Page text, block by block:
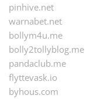
pinhive.net
warnabet.net
bollym4u.me
bolly2tollyblog.me
pandaclub.me
flyttevask.io
byhous.com